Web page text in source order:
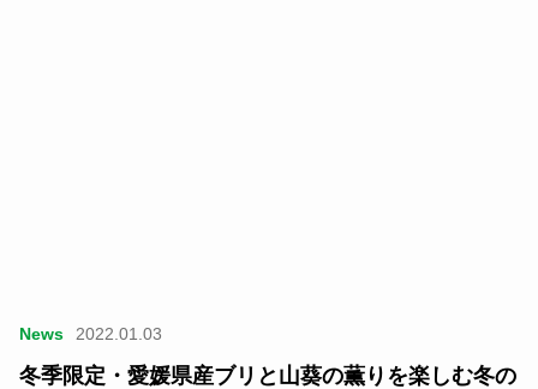
News 2022.01.03
冬季限定・愛媛県産ブリと山葵の薫りを楽しむ冬の